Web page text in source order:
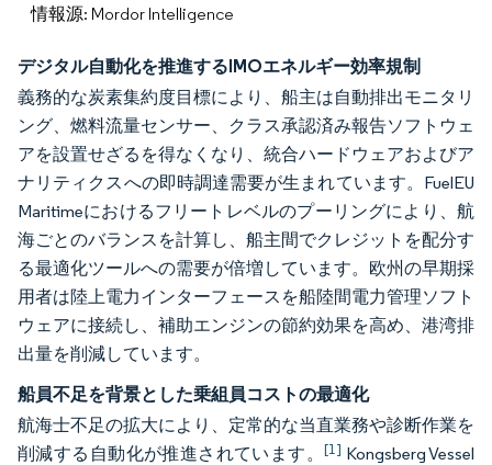
情報源: Mordor Intelligence
デジタル自動化を推進するIMOエネルギー効率規制
義務的な炭素集約度目標により、船主は自動排出モニタリ
ング、燃料流量センサー、クラス承認済み報告ソフトウェ
アを設置せざるを得なくなり、統合ハードウェアおよびア
ナリティクスへの即時調達需要が生まれています。FuelEU
Maritimeにおけるフリートレベルのプーリングにより、航
海ごとのバランスを計算し、船主間でクレジットを配分す
る最適化ツールへの需要が倍増しています。欧州の早期採
用者は陸上電力インターフェースを船陸間電力管理ソフト
ウェアに接続し、補助エンジンの節約効果を高め、港湾排
出量を削減しています。
船員不足を背景とした乗組員コストの最適化
航海士不足の拡大により、定常的な当直業務や診断作業を
削減する自動化が推進されています。[1] Kongsberg Vessel